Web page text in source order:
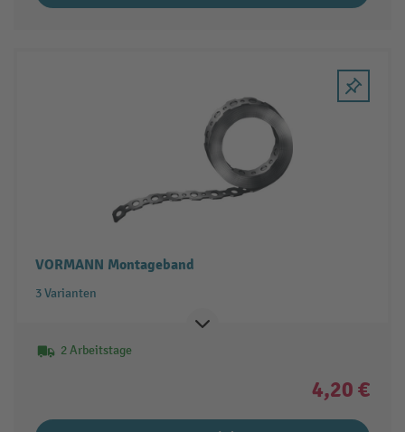
VORMANN Montageband
3 Varianten
2 Arbeitstage
4,20 €